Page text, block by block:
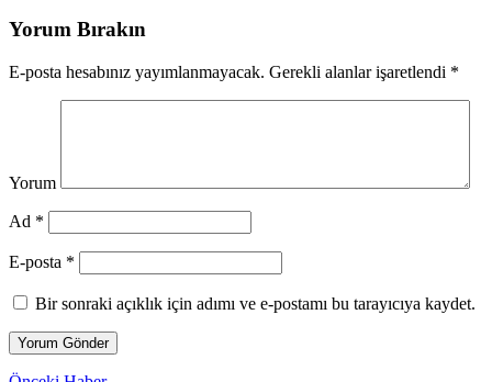
Yorum Bırakın
E-posta hesabınız yayımlanmayacak. Gerekli alanlar işaretlendi *
Yorum
Ad *
E-posta *
Bir sonraki açıklık için adımı ve e-postamı bu tarayıcıya kaydet.